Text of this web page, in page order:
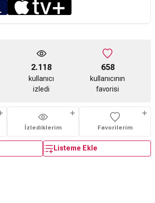
2.118
kullanıcı
izledi
658
kullanıcının
favorisi
İzlediklerim Favorilerim
Listeme Ekle